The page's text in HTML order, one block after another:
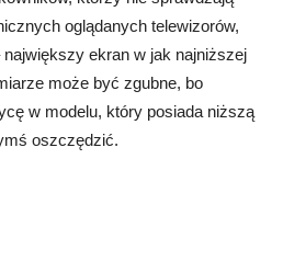
oglądanych telewizorów,
ekran w jak najniższej
może być zgubne, bo
w modelu, który posiada niższą
oszczędzić.